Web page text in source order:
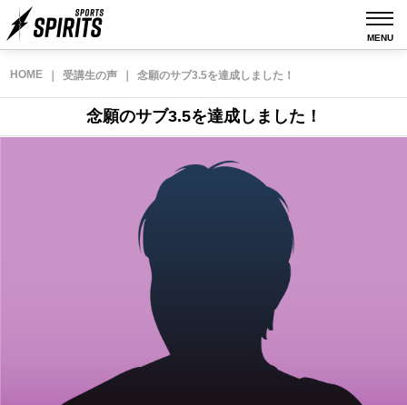
MENU
HOME 受講生の声 念願のサブ3.5を達成しました！
念願のサブ3.5を達成しました！